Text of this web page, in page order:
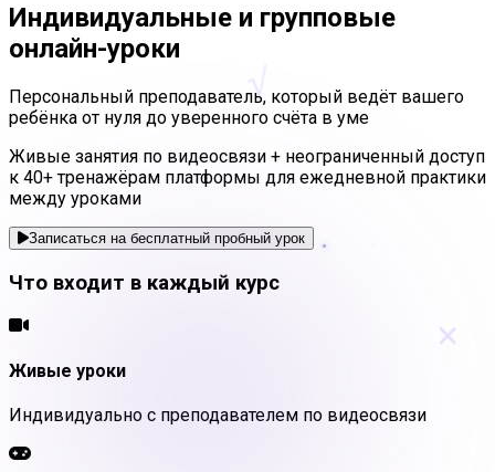
×
√
Индивидуальные и групповые
онлайн-уроки
Персональный преподаватель, который ведёт вашего
ребёнка от нуля до уверенного счёта в уме
Живые занятия по видеосвязи + неограниченный доступ
к 40+ тренажёрам платформы для ежедневной практики
между уроками
Записаться на бесплатный пробный урок
Что входит в каждый курс
Живые уроки
Индивидуально с преподавателем по видеосвязи